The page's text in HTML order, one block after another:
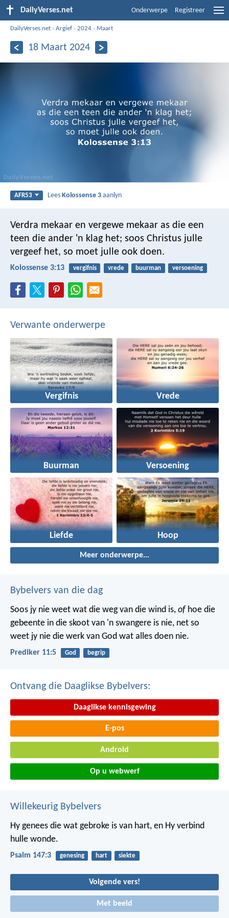
DailyVerses.net Onderwerpe Registreer
DailyVerses.net ›Argief ›2024 › Maart
18 Maart 2024
AFR53 LeesKolossense 3 aanlyn
Verdra mekaar en vergewe mekaar as die een
teen die ander 'n klag het; soos Christus julle
vergeef het, so moet julle ook doen.
Kolossense 3:13 vergifnis vrede buurman versoening
Verwante onderwerpe
Vergifnis Vrede
Buurman Versoening
Liefde Hoop
Meer onderwerpe...
Bybelvers van die dag
Soos jy nie weet wat die weg van die wind is, of hoe die
gebeente in die skoot van 'n swangere is nie, net so
weet jy nie die werk van God wat alles doen nie.
Prediker 11:5 God begrip
Ontvang die Daaglikse Bybelvers:
Daaglikse kennisgewing
E-pos
Android
Op u webwerf
Willekeurig Bybelvers
Hy genees die wat gebroke is van hart, en Hy verbind
hulle wonde.
Psalm 147:3 genesing hart siekte
Volgende vers!
Met beeld